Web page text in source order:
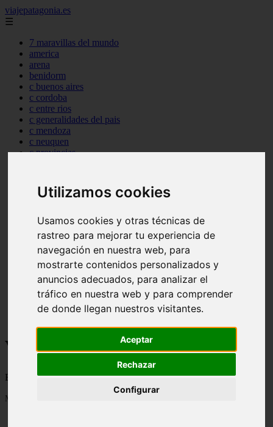
Utilizamos cookies
Usamos cookies y otras técnicas de
rastreo para mejorar tu experiencia de
navegación en nuestra web, para
mostrarte contenidos personalizados y
anuncios adecuados, para analizar el
tráfico en nuestra web y para comprender
de donde llegan nuestros visitantes.
Aceptar
Rechazar
Configurar
viajepatagonia.es
☰
7 maravillas del mundo
america
arena
benidorm
c buenos aires
c cordoba
c entre rios
c generalidades del pais
c mendoza
c neuquen
c provincias
c tierra de fuego
c tucuman
carmen
destinos
gijon
lanzarote
monumentos
naturaleza
san
Viajes a la Patagonia
Blog sobre la Patagonia en particular y sobre turismo en general
Mostrando 1 - 24 de 481 artículos